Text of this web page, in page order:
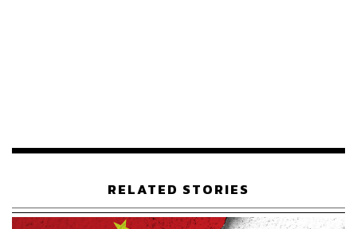
ผ่านแอปพลิเคชันต่างๆ ที่คุณสะดวกหรือใช้งานอยู่แล้วได้เลย
RELATED STORIES